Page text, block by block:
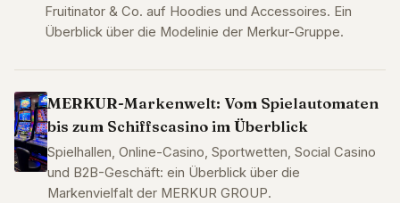
Fruitinator & Co. auf Hoodies und Accessoires. Ein
Überblick über die Modelinie der Merkur-Gruppe.
MERKUR-Markenwelt: Vom Spielautomaten
bis zum Schiffscasino im Überblick
Spielhallen, Online-Casino, Sportwetten, Social Casino
und B2B-Geschäft: ein Überblick über die
Markenvielfalt der MERKUR GROUP.